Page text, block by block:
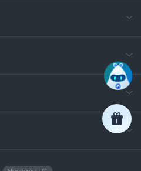
days)
9:30-
Email